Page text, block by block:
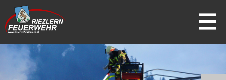
direkt zur Navigation
direkt zum Inhalt